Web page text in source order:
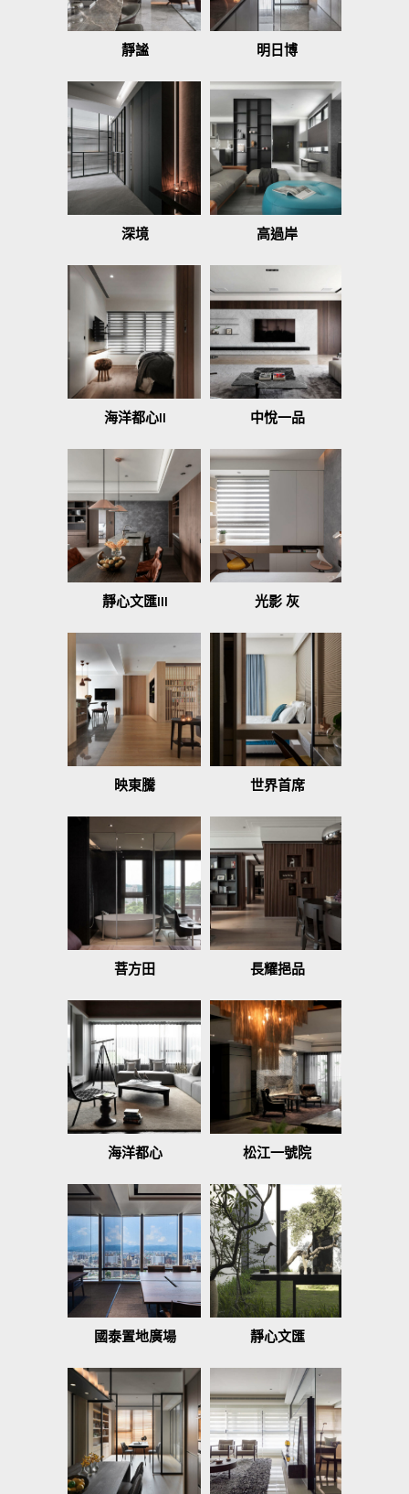
靜謐 明日博
深境 高過岸
海洋都心II 中悅一品
靜心文匯III 光影 灰
映東騰 世界首席
菩方田 長耀挹品
海洋都心 松江一號院
國泰置地廣場 靜心文匯